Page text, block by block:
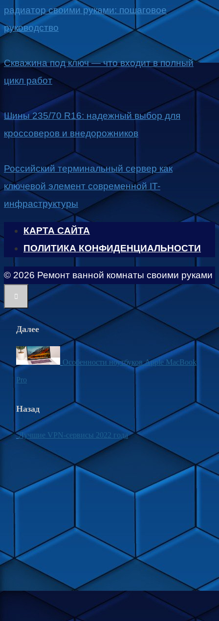
радиатор своими руками: пошаговое
руководство
Скважина под ключ — что входит в полный
цикл работ
Шины 235/70 R16: надежный выбор для
кроссоверов и внедорожников
Российский терминальный сервер как
ключевой элемент современной IT-
инфраструктуры
КАРТА САЙТА
ПОЛИТИКА КОНФИДЕНЦИАЛЬНОСТИ
© 2026 Ремонт ванной комнаты своими руками
Далее
Особенности ноутбуков Apple MacBook
Pro
Назад
Лучшие VPN-сервисы 2022 года